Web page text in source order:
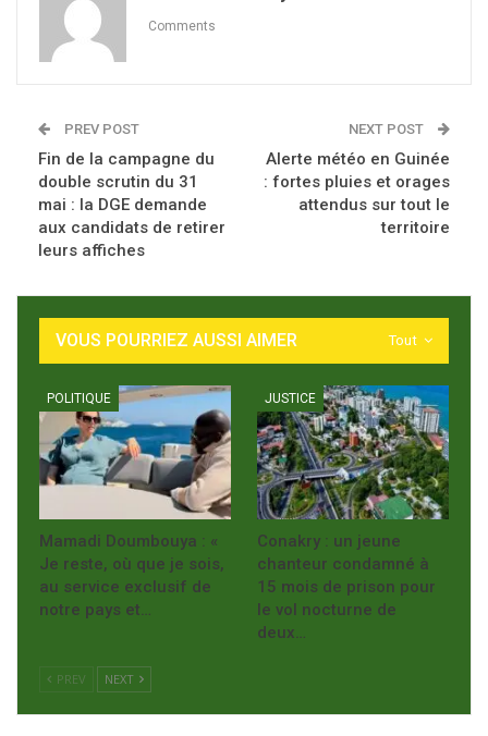
Comments
PREV POST
Fin de la campagne du
double scrutin du 31
mai : la DGE demande
aux candidats de retirer
leurs affiches
NEXT POST
Alerte météo en Guinée
: fortes pluies et orages
attendus sur tout le
territoire
Tout
VOUS POURRIEZ AUSSI AIMER
POLITIQUE
Mamadi Doumbouya : «
Je reste, où que je sois,
au service exclusif de
notre pays et…
JUSTICE
Conakry : un jeune
chanteur condamné à
15 mois de prison pour
le vol nocturne de
deux…
PREV NEXT